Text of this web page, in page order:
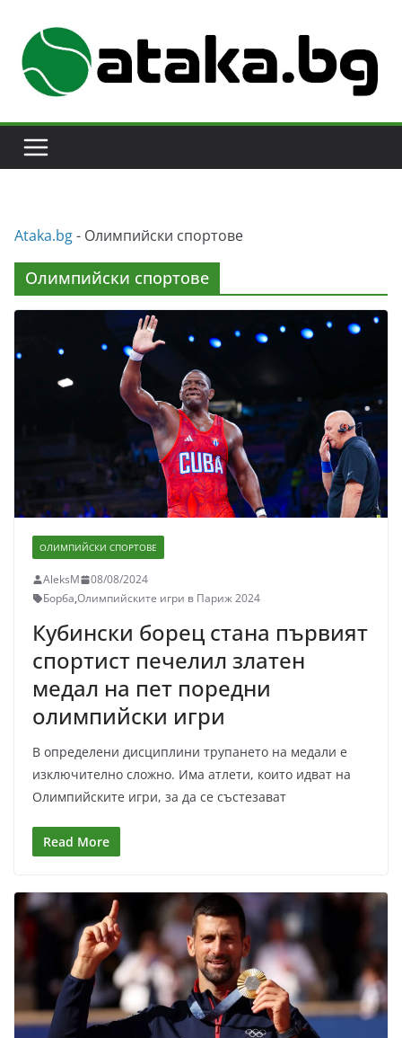
content
Аtaka.bg- Олимпийски спортове
Олимпийски спортове
ОЛИМПИЙСКИ СПОРТОВЕ
AleksM
08/08/2024
Борба,Олимпийските игри в Париж 2024
Кубински борец стана първият
спортист печелил златен
медал на пет поредни
олимпийски игри
В определени дисциплини трупането на медали е
изключително сложно. Има атлети, които идват на
Олимпийските игри, за да се състезават
Read More